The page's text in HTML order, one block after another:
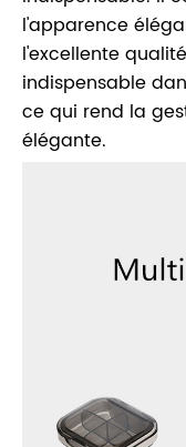
l'apparence
l'excellente
indispensable
ce qui rend la
élégante.